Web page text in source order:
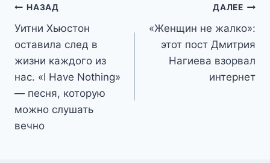
Навигация
по
записям
НАЗАД
Уитни Хьюстон
оставила след в
жизни каждого из
нас. «I Have Nothing»
— песня, которую
можно слушать
вечно
ДАЛЕЕ
«Женщин не жалко»:
этот пост Дмитрия
Нагиева взорвал
интернет